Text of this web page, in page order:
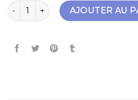
quantité de sac a dos femme chic
AJOUTER AU